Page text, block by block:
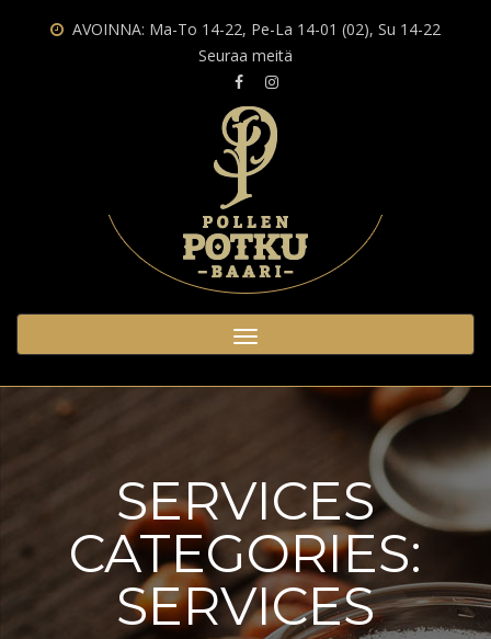
AVOINNA: Ma-To 14-22, Pe-La 14-01 (02), Su 14-22
Seuraa meitä
Toggle
navigation
SERVICES
CATEGORIES:
SERVICES